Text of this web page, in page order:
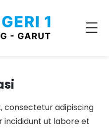
consectetur adipiscing
incididunt ut labore et